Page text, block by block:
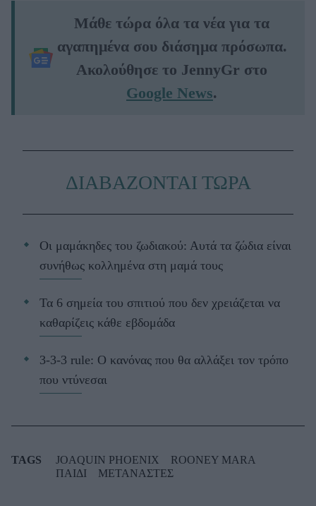
Μάθε τώρα όλα τα νέα για τα
αγαπημένα σου διάσημα πρόσωπα.
Ακολούθησε το JennyGr στο
Google News.
ΔΙΑΒΑΖΟΝΤΑΙ ΤΩΡΑ
Οι μαμάκηδες του ζωδιακού: Αυτά τα ζώδια είναι
συνήθως κολλημένα στη μαμά τους
Τα 6 σημεία του σπιτιού που δεν χρειάζεται να
καθαρίζεις κάθε εβδομάδα
3-3-3 rule: Ο κανόνας που θα αλλάξει τον τρόπο
που ντύνεσαι
TAGS JOAQUIN PHOENIX
ROONEY MARA
ΠΑΙΔΙ
ΜΕΤΑΝΑΣΤΕΣ